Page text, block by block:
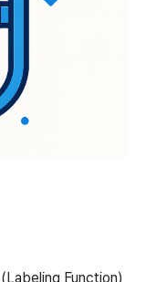
(Labeling Function)